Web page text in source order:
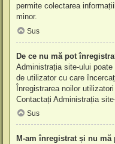
permite colectarea
minor.
Sus
De ce nu mă pot
Administrația site-ului
de utilizator cu care
Înregistrarea noilor
Contactați Administrația
Sus
M-am înregistrat și nu mă